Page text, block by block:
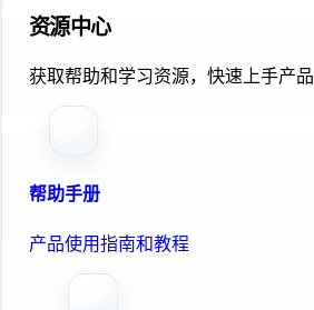
资源中心
获取帮助和学习资源，快速上手产品
帮助手册
产品使用指南和教程